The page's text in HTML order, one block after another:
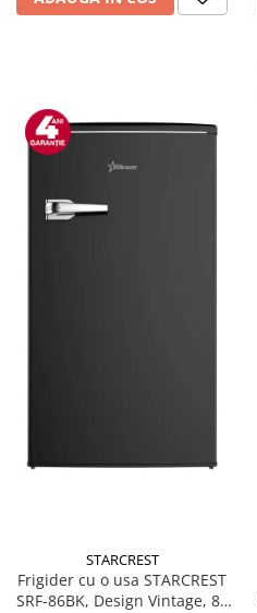
STARCREST
Frigider cu o usa STARCREST
SRF-86BK, Design Vintage, 85